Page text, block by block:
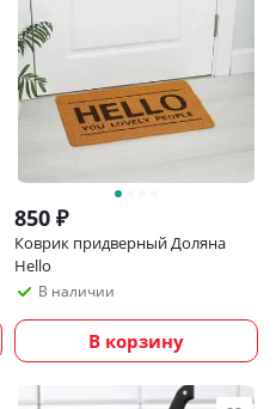
850 ₽
Коврик придверный Доляна
Hello
В наличии
В корзину